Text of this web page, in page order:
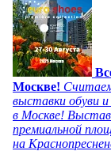
Москве!
выставки обуви и
в Москве!
премиальной
на